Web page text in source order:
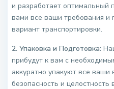
и разработает оптимальный
вами все ваши требования
вариант транспортировки.
2. Упаковка и Подготовка:
прибудут к вам с
аккуратно упакуют все
безопасность и